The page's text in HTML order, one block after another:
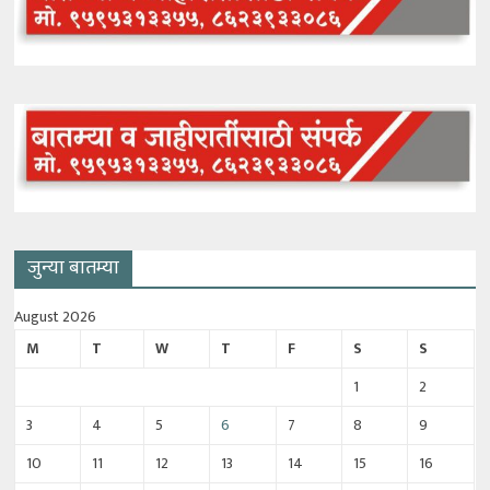
जुन्या बातम्या
August 2026
M
T W T F S
S
1
2
3
4 5 6 7 8
9
10
11 12 13 14 15
16